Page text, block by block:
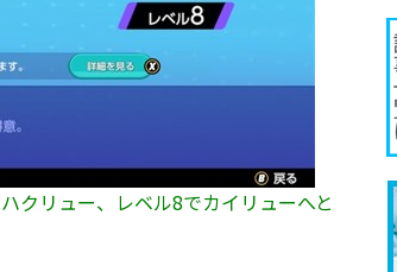
クリュー、レベル8でカイリューへと